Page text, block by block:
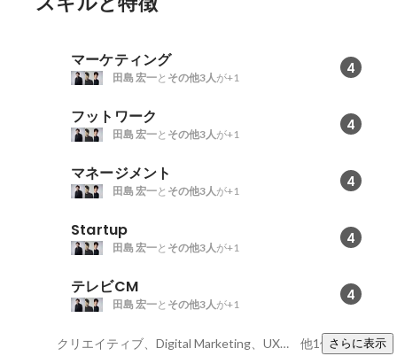
マーケティング 4
田島 宏一と その他3人が+1
フットワーク 4
田島 宏一と その他3人が+1
マネージメント 4
田島 宏一と その他3人が+1
Startup 4
田島 宏一と その他3人が+1
テレビCM 4
田島 宏一と その他3人が+1
クリエイティブ、Digital Marketing、UXデザイン 他1件さらに表示